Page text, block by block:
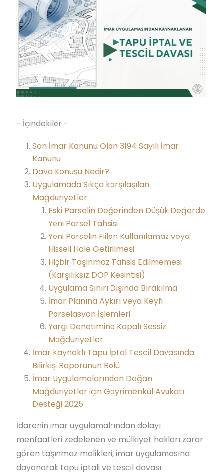
- İçindekiler -
Son İmar Kanunu Olan 3194 Sayılı İmar
Kanunu
Dava Konusu Nedir?
Uygulamada Sıkça karşılaşılan
Mağduriyetler
Eski Parselin Değerinden Düşük Değerde
Yeni Parsel Tahsisi
Yeni Parselin Fiilen Kullanılamaz veya
Hisseli Hale Getirilmesi
Hiçbir Taşınmaz Tahsis Edilmemesi
(Karşılıksız DOP Kesintisi)
Uygulama Sınırı Dışında Bırakılma
İmar Planına Aykırı veya Keyfi
Parselasyon İşlemleri
Yargı Denetimine Kapalı Sessiz
Mağduriyetler
İmar Kaynaklı Tapu İptal Tescil Davasında
Bilirkişi Raporunun Rolü
İmar Uygulamalarından Doğan
Mağduriyetler için Gayrimenkul Avukatı
Desteği 2025
İdarenin imar uygulamalrından dolayı
menfaatleri zedelenen ve mülkiyet hakları zarar
gören taşınmaz malikleri, imar uygulamasına
dayanarak tapu iptali ve tescil davası